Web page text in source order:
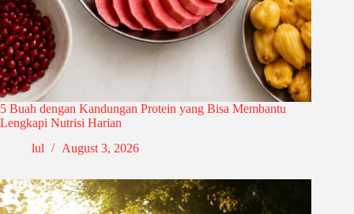
5 Buah dengan Kandungan Protein yang Bisa Membantu
Lengkapi Nutrisi Harian
lul
August 3, 2026